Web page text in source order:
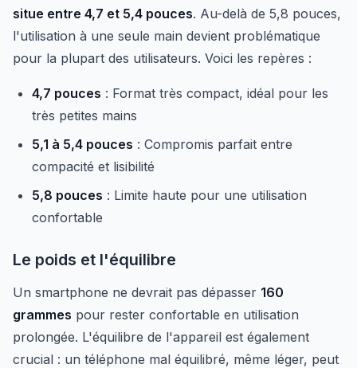
situe entre 4,7 et 5,4 pouces. Au-delà de 5,8 pouces,
l'utilisation à une seule main devient problématique
pour la plupart des utilisateurs. Voici les repères :
4,7 pouces : Format très compact, idéal pour les
très petites mains
5,1 à 5,4 pouces : Compromis parfait entre
compacité et lisibilité
5,8 pouces : Limite haute pour une utilisation
confortable
Le poids et l'équilibre
Un smartphone ne devrait pas dépasser 160
grammes pour rester confortable en utilisation
prolongée. L'équilibre de l'appareil est également
crucial : un téléphone mal équilibré, même léger, peut